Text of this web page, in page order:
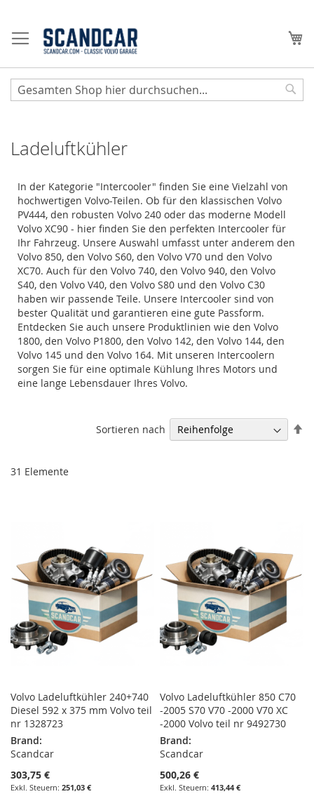
Inhalt
springen
Ladeluftkühler
In der Kategorie "Intercooler" finden Sie eine Vielzahl von
hochwertigen Volvo-Teilen. Ob für den klassischen Volvo
PV444, den robusten Volvo 240 oder das moderne Modell
Volvo XC90 - hier finden Sie den perfekten Intercooler für
Ihr Fahrzeug. Unsere Auswahl umfasst unter anderem den
Volvo 850, den Volvo S60, den Volvo V70 und den Volvo
XC70. Auch für den Volvo 740, den Volvo 940, den Volvo
S40, den Volvo V40, den Volvo S80 und den Volvo C30
haben wir passende Teile. Unsere Intercooler sind von
bester Qualität und garantieren eine gute Passform.
Entdecken Sie auch unsere Produktlinien wie den Volvo
1800, den Volvo P1800, den Volvo 142, den Volvo 144, den
Volvo 145 und den Volvo 164. Mit unseren Intercoolern
sorgen Sie für eine optimale Kühlung Ihres Motors und
eine lange Lebensdauer Ihres Volvo.
31 Elemente
Sortieren nach
Volvo Ladeluftkühler 240+740
Diesel 592 x 375 mm Volvo teil
nr 1328723
Brand:
Scandcar
303,75 €
251,03 €
Volvo Ladeluftkühler 850 C70
-2005 S70 V70 -2000 V70 XC
-2000 Volvo teil nr 9492730
Brand:
Scandcar
500,26 €
413,44 €